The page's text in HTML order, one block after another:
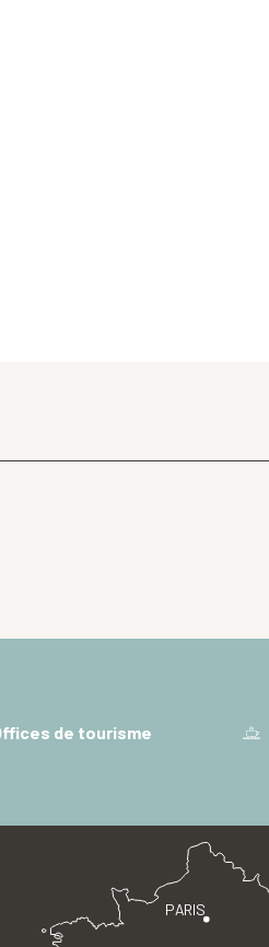
de tourisme
PARIS